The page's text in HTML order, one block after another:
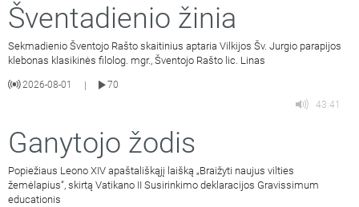
Šventadienio žinia
Sekmadienio Šventojo Rašto skaitinius aptaria Vilkijos Šv. Jurgio parapijos
klebonas klasikinės filolog. mgr., Šventojo Rašto lic. Linas
2026-08-01 |
70
43:41
Ganytojo žodis
Popiežiaus Leono XIV apaštališkąjį laišką „Braižyti naujus vilties
žemėlapius“, skirtą Vatikano II Susirinkimo deklaracijos Gravissimum
educationis